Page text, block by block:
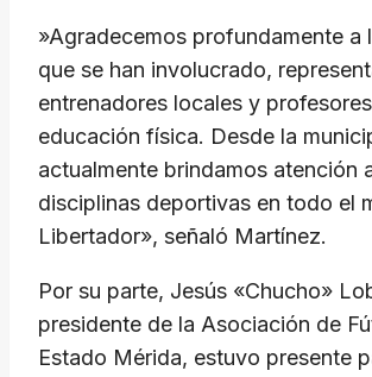
​»Agradecemos profundamente a
que se han involucrado,
entrenadores locales y
educación física. Desde la
actualmente brindamos atención
disciplinas deportivas en todo el
Libertador», señaló Martínez.
​Por su parte, Jesús «Chucho»
presidente de la Asociación de
Estado Mérida, estuvo presente